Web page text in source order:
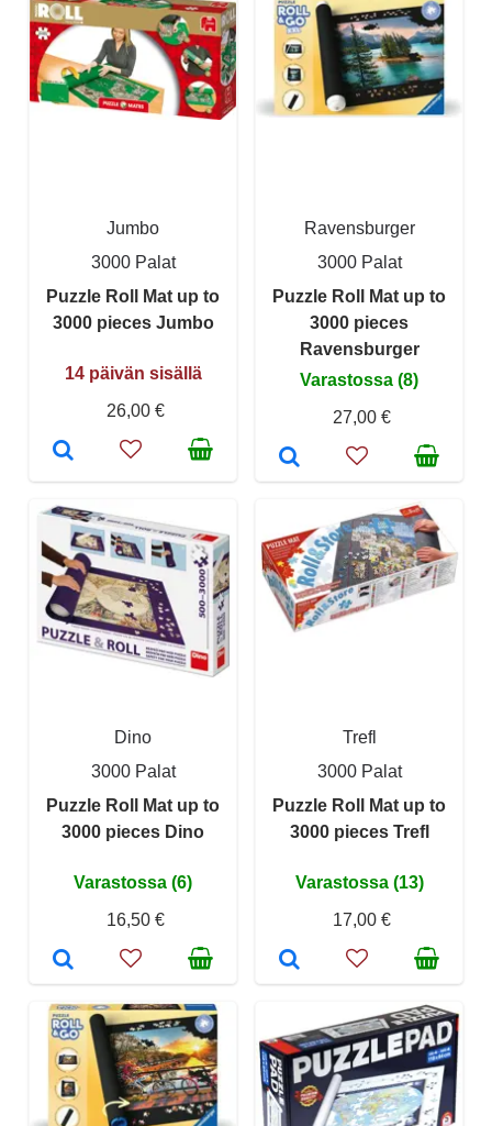
Jumbo
3000 Palat
Puzzle Roll Mat up to
3000 pieces Jumbo
14 päivän sisällä
26,00 €
Ravensburger
3000 Palat
Puzzle Roll Mat up to
3000 pieces
Ravensburger
Varastossa (8)
27,00 €
Dino
3000 Palat
Puzzle Roll Mat up to
3000 pieces Dino
Varastossa (6)
16,50 €
Trefl
3000 Palat
Puzzle Roll Mat up to
3000 pieces Trefl
Varastossa (13)
17,00 €